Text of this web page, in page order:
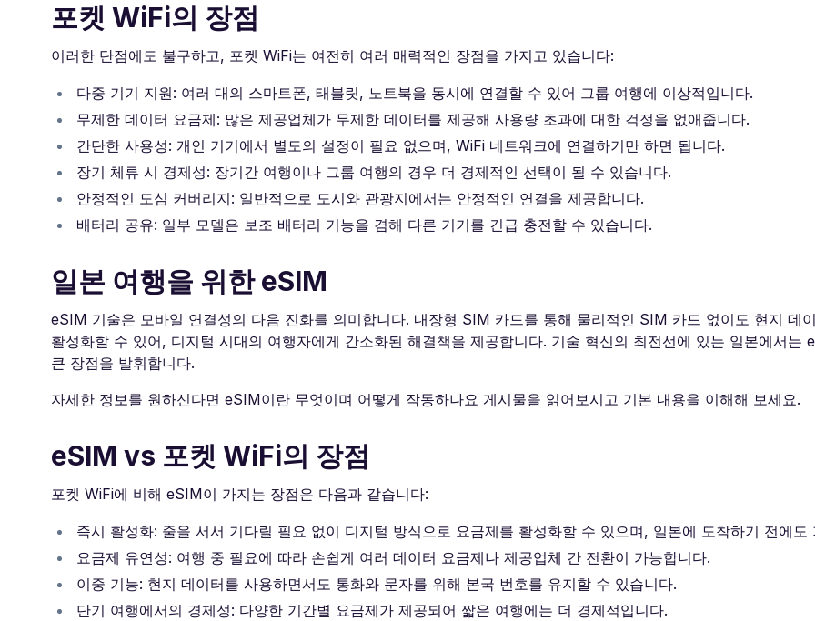
포켓 WiFi의 장점
이러한 단점에도 불구하고, 포켓 WiFi는 여전히 여러 매력적인 장점을 가지고 있습니다:
다중 기기 지원: 여러 대의 스마트폰, 태블릿, 노트북을 동시에 연결할 수 있어 그룹 여행에 이상적입니다.
무제한 데이터 요금제: 많은 제공업체가 무제한 데이터를 제공해 사용량 초과에 대한 걱정을 없애줍니다.
간단한 사용성: 개인 기기에서 별도의 설정이 필요 없으며, WiFi 네트워크에 연결하기만 하면 됩니다.
장기 체류 시 경제성: 장기간 여행이나 그룹 여행의 경우 더 경제적인 선택이 될 수 있습니다.
안정적인 도심 커버리지: 일반적으로 도시와 관광지에서는 안정적인 연결을 제공합니다.
배터리 공유: 일부 모델은 보조 배터리 기능을 겸해 다른 기기를 긴급 충전할 수 있습니다.
일본 여행을 위한 eSIM
eSIM 기술은 모바일 연결성의 다음 진화를 의미합니다. 내장형 SIM 카드를 통해 물리적인 SIM 카드 없이도 현지 데
활성화할 수 있어, 디지털 시대의 여행자에게 간소화된 해결책을 제공합니다. 기술 혁신의 최전선에 있는 일본에서는
큰 장점을 발휘합니다.
자세한 정보를 원하신다면 eSIM이란 무엇이며 어떻게 작동하나요 게시물을 읽어보시고 기본 내용을 이해해 보세요.
eSIM vs 포켓 WiFi의 장점
포켓 WiFi에 비해 eSIM이 가지는 장점은 다음과 같습니다:
즉시 활성화: 줄을 서서 기다릴 필요 없이 디지털 방식으로 요금제를 활성화할 수 있으며, 일본에 도착하기 전에도
요금제 유연성: 여행 중 필요에 따라 손쉽게 여러 데이터 요금제나 제공업체 간 전환이 가능합니다.
이중 기능: 현지 데이터를 사용하면서도 통화와 문자를 위해 본국 번호를 유지할 수 있습니다.
단기 여행에서의 경제성: 다양한 기간별 요금제가 제공되어 짧은 여행에는 더 경제적입니다.